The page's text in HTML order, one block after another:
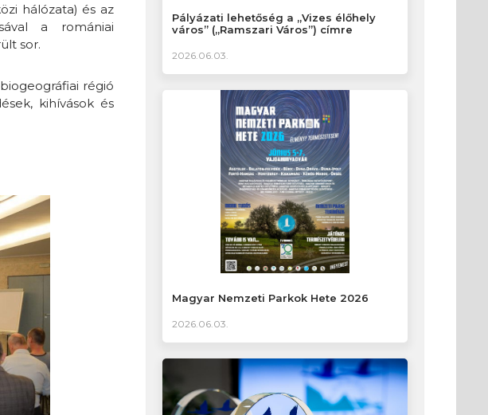
hálózata) és az
a romániai
sor.
régió
kihívások és
Pályázati lehetőség a „Vizes élőhely
város” („Ramszari Város”) címre
2026.06.03.
Magyar Nemzeti Parkok Hete 2026
2026.06.03.